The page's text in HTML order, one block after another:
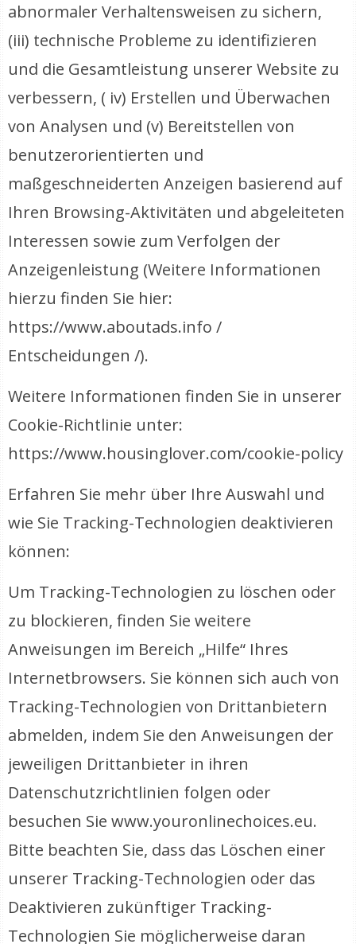
abnormaler Verhaltensweisen zu sichern,
(iii) technische Probleme zu identifizieren
und die Gesamtleistung unserer Website zu
verbessern, ( iv) Erstellen und Überwachen
von Analysen und (v) Bereitstellen von
benutzerorientierten und
maßgeschneiderten Anzeigen basierend auf
Ihren Browsing-Aktivitäten und abgeleiteten
Interessen sowie zum Verfolgen der
Anzeigenleistung (Weitere Informationen
hierzu finden Sie hier:
https://www.aboutads.info /
Entscheidungen /).
Weitere Informationen finden Sie in unserer
Cookie-Richtlinie unter:
https://www.housinglover.com/cookie-policy
Erfahren Sie mehr über Ihre Auswahl und
wie Sie Tracking-Technologien deaktivieren
können:
Um Tracking-Technologien zu löschen oder
zu blockieren, finden Sie weitere
Anweisungen im Bereich „Hilfe“ Ihres
Internetbrowsers. Sie können sich auch von
Tracking-Technologien von Drittanbietern
abmelden, indem Sie den Anweisungen der
jeweiligen Drittanbieter in ihren
Datenschutzrichtlinien folgen oder
besuchen Sie www.youronlinechoices.eu.
Bitte beachten Sie, dass das Löschen einer
unserer Tracking-Technologien oder das
Deaktivieren zukünftiger Tracking-
Technologien Sie möglicherweise daran